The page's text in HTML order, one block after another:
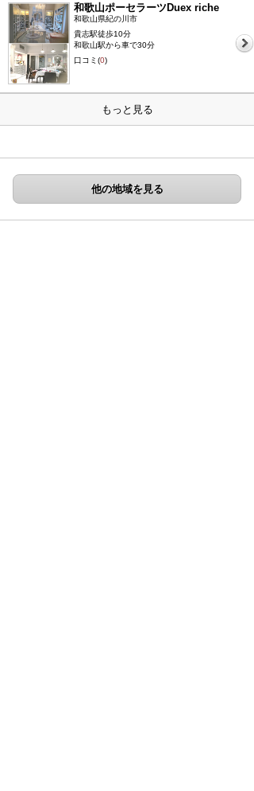
和歌山ポーセラーツDuex riche
和歌山県紀の川市
貴志駅徒歩10分
和歌山駅から車で30分
口コミ(0)
もっと見る
他の地域を見る